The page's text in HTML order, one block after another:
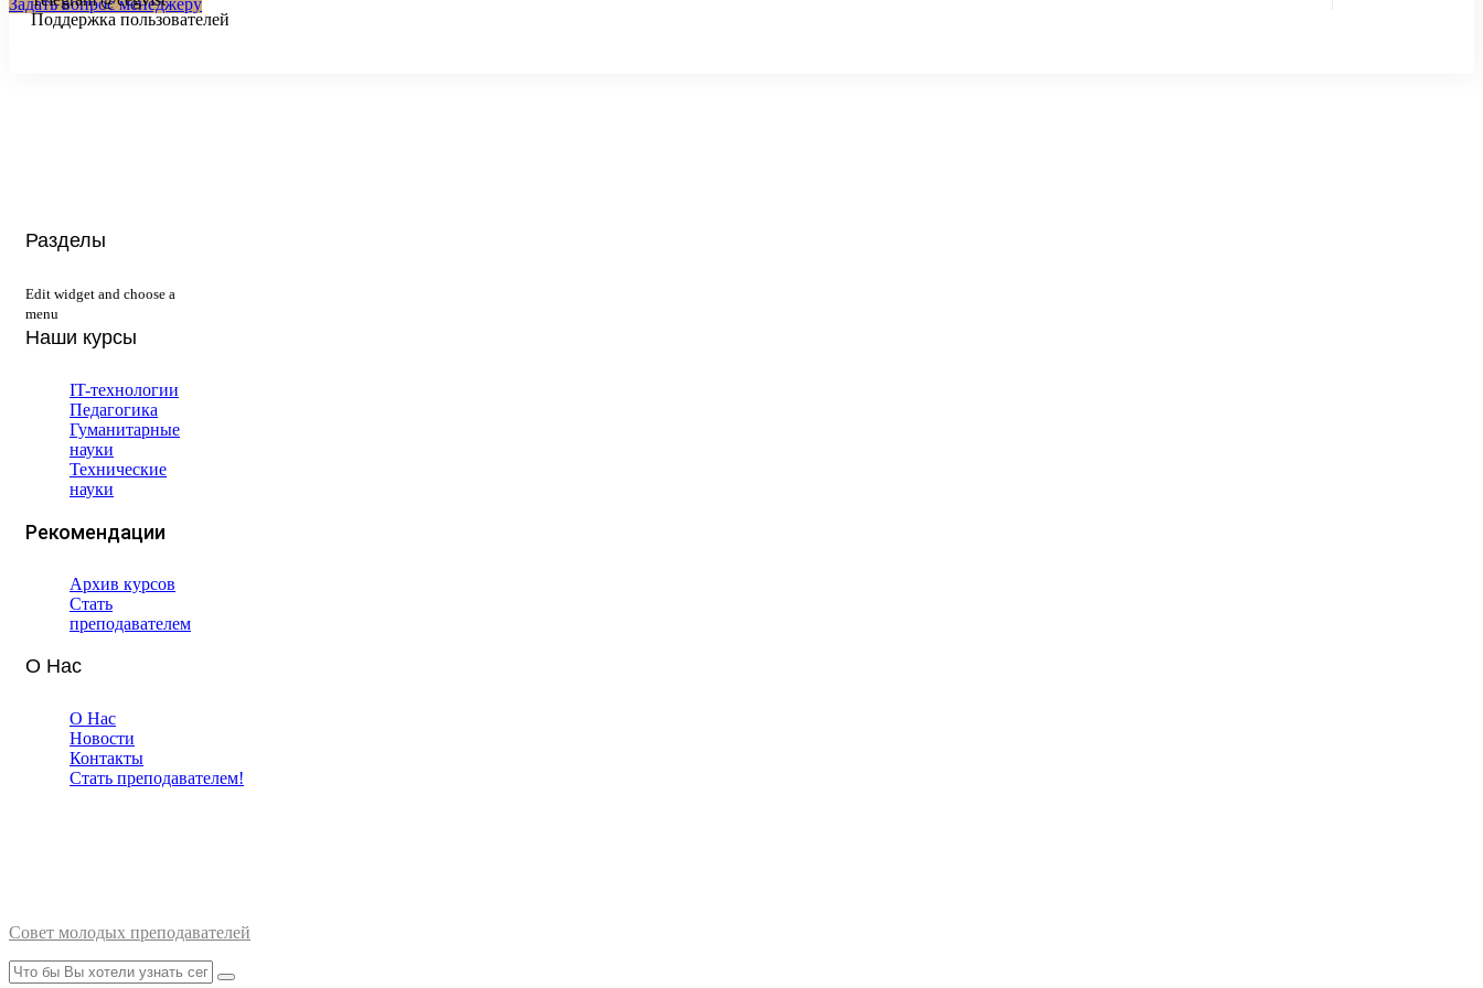
Поддержка пользователей
Разделы
Edit widget and choose a
menu
Наши курсы
IT-технологии
Педагогика
Гуманитарные
науки
Технические
науки
Рекомендации
Архив курсов
Стать
преподавателем
О Нас
О Нас
Новости
Контакты
Стать преподавателем!
Совет молодых преподавателей